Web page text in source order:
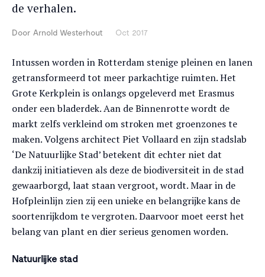
de verhalen.
Door Arnold Westerhout Oct 2017
Intussen worden in Rotterdam stenige pleinen en lanen
getransformeerd tot meer parkachtige ruimten. Het
Grote Kerkplein is onlangs opgeleverd met Erasmus
onder een bladerdek. Aan de Binnenrotte wordt de
markt zelfs verkleind om stroken met groenzones te
maken. Volgens architect Piet Vollaard en zijn stadslab
‘De Natuurlijke Stad’ betekent dit echter niet dat
dankzij initiatieven als deze de biodiversiteit in de stad
gewaarborgd, laat staan vergroot, wordt. Maar in de
Hofpleinlijn zien zij een unieke en belangrijke kans de
soortenrijkdom te vergroten. Daarvoor moet eerst het
belang van plant en dier serieus genomen worden.
Natuurlijke stad